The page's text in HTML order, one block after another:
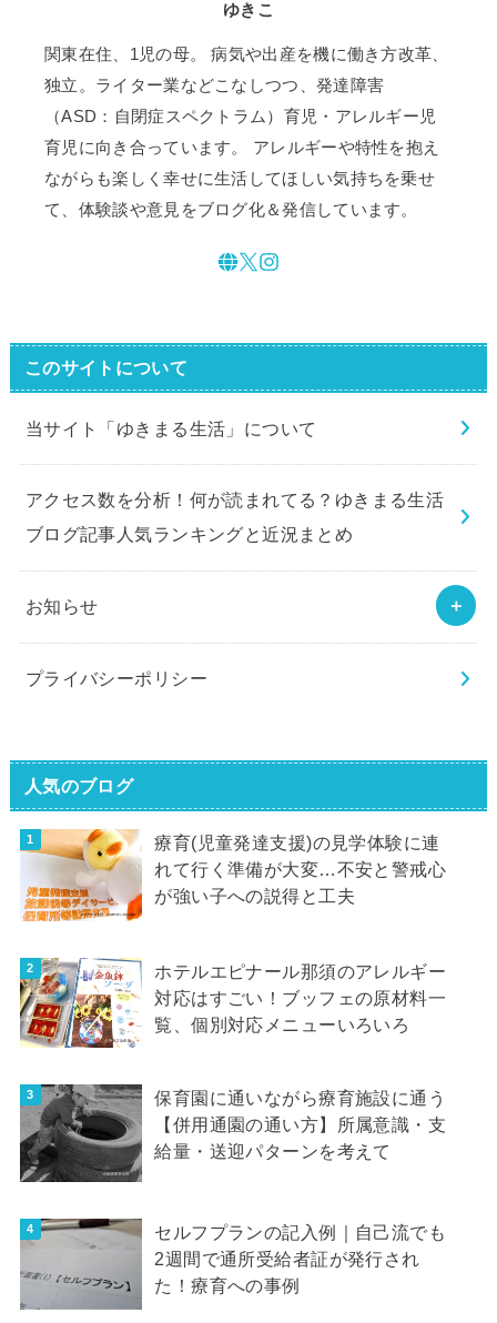
ゆきこ
関東在住、1児の母。 病気や出産を機に働き方改革、
独立。ライター業などこなしつつ、発達障害
（ASD：自閉症スペクトラム）育児・アレルギー児
育児に向き合っています。 アレルギーや特性を抱え
ながらも楽しく幸せに生活してほしい気持ちを乗せ
て、体験談や意見をブログ化＆発信しています。
このサイトについて
当サイト「ゆきまる生活」について
アクセス数を分析！何が読まれてる？ゆきまる生活
ブログ記事人気ランキングと近況まとめ
お知らせ
プライバシーポリシー
人気のブログ
療育(児童発達支援)の見学体験に連
れて行く準備が大変…不安と警戒心
が強い子への説得と工夫
ホテルエピナール那須のアレルギー
対応はすごい！ブッフェの原材料一
覧、個別対応メニューいろいろ
保育園に通いながら療育施設に通う
【併用通園の通い方】所属意識・支
給量・送迎パターンを考えて
セルフプランの記入例｜自己流でも
2週間で通所受給者証が発行され
た！療育への事例